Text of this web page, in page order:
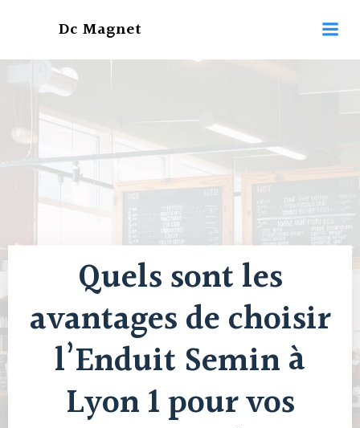
Dc Magnet
Quels sont les
avantages de choisir
l’Enduit Semin à
Lyon 1 pour vos